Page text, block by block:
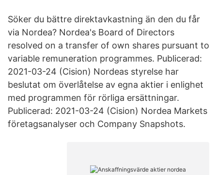
Söker du bättre direktavkastning än den du får
via Nordea? Nordea's Board of Directors
resolved on a transfer of own shares pursuant to
variable remuneration programmes. Publicerad:
2021-03-24 (Cision) Nordeas styrelse har
beslutat om överlåtelse av egna aktier i enlighet
med programmen för rörliga ersättningar.
Publicerad: 2021-03-24 (Cision) Nordea Markets
företagsanalyser och Company Snapshots.